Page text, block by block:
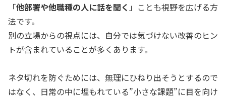
「他部署や他職種の人に話を聞く 」ことも視野を広げる方
法です。
別の立場からの視点には、自分では気づけない改善のヒン
トが含まれていることが多くあります。
ネタ切れを防ぐためには、無理にひねり出そうとするので
はなく、日常の中に埋もれている”小さな課題”に目を向け